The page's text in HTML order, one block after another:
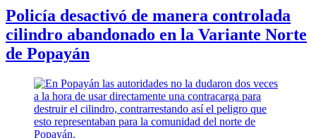
Policía desactivó de manera controlada
cilindro abandonado en la Variante Norte
de Popayán